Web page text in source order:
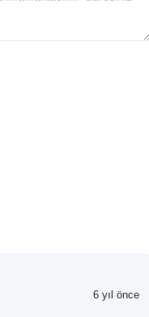
6 yıl önce